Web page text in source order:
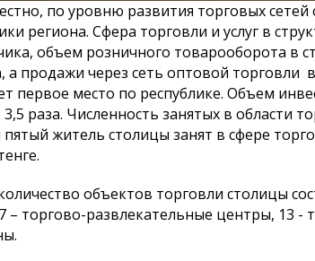
по уровню развития торговых
региона. Сфера торговли и услуг в
объем розничного товарооборота в
а продажи через сеть оптовой торговли
первое место по республике. Объем
раза. Численность занятых в области
житель столицы занят в сфере
объектов торговли столицы
– торгово-развлекательные центры, 13 -